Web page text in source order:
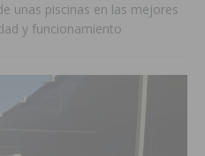
unas piscinas en las mejores
y funcionamiento